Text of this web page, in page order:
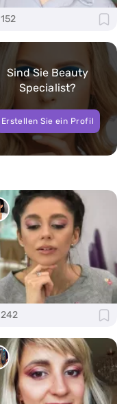
152
Sind Sie Beauty
Specialist?
Erstellen Sie ein Profil
242